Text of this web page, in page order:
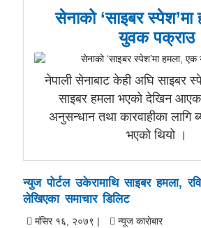
सेनाको ‘साइबर
युवक पक्राउ
नेपाली सेनाबाट केही अघि साइबर
साइबर हमला भएको देखिन
अनुसन्धान तथा कारवाहीका लागि
भएको थियो ।
न्युज पोर्टल उकेरामाथि साइबर हमला,
लेखिएका समाचार डिलिट
मंसिर १६, २०७९ | न्यूज काराेबार